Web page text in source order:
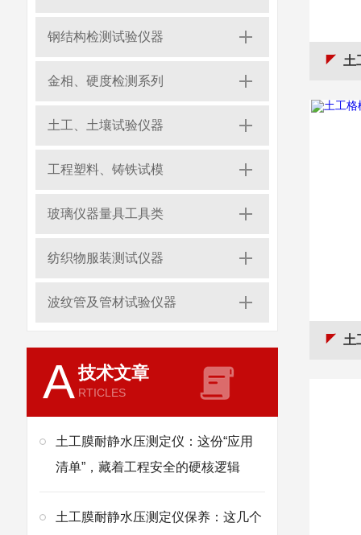
钢结构检测试验仪器
金相、硬度检测系列
土工、土壤试验仪器
工程塑料、铸铁试模
玻璃仪器量具工具类
纺织物服装测试仪器
波纹管及管材试验仪器
A技术文章
RTICLES
土工膜耐静水压测定仪：这份“应用
清单”，藏着工程安全的硬核逻辑
土工膜耐静水压测定仪保养：这几个
土
土